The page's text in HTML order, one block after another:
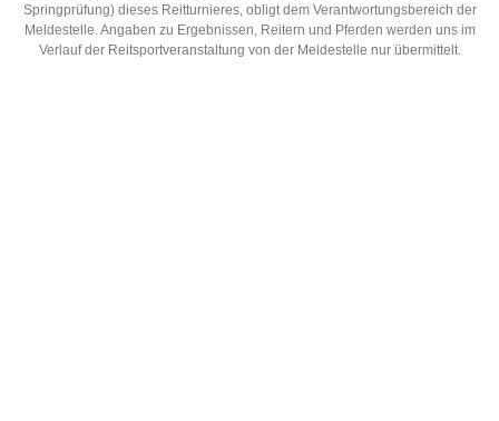
Springprüfung) dieses Reitturnieres, obligt dem Verantwortungsbereich der
Meldestelle. Angaben zu Ergebnissen, Reitern und Pferden werden uns im
Verlauf der Reitsportveranstaltung von der Meldestelle nur übermittelt.